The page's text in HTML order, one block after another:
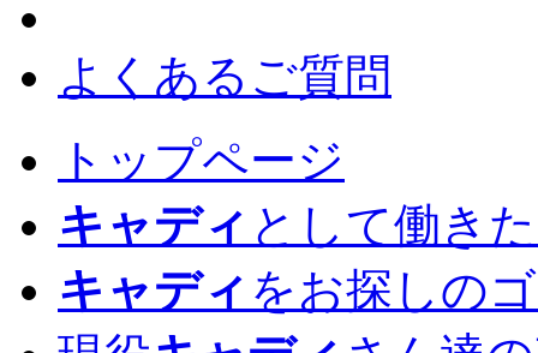
よくあるご質問
トップページ
キャディ として働き
キャディ をお探しの